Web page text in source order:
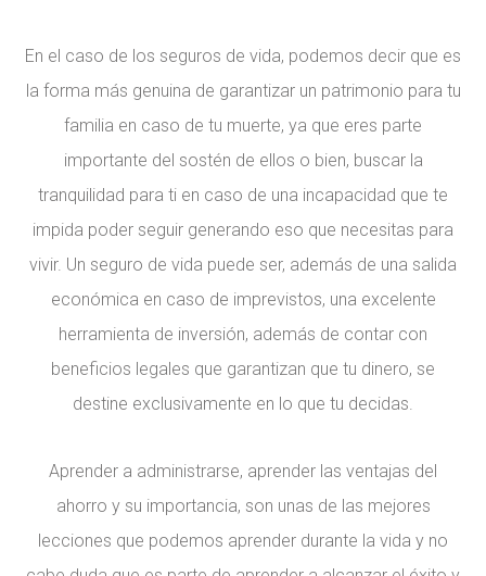
En el caso de los seguros de vida, podemos decir que es
la forma más genuina de garantizar un patrimonio para tu
familia en caso de tu muerte, ya que eres parte
importante del sostén de ellos o bien, buscar la
tranquilidad para ti en caso de una incapacidad que te
impida poder seguir generando eso que necesitas para
vivir. Un seguro de vida puede ser, además de una salida
económica en caso de imprevistos, una excelente
herramienta de inversión, además de contar con
beneficios legales que garantizan que tu dinero, se
destine exclusivamente en lo que tu decidas.
Aprender a administrarse, aprender las ventajas del
ahorro y su importancia, son unas de las mejores
lecciones que podemos aprender durante la vida y no